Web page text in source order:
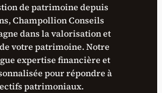
de patrimoine depuis
Champollion Conseils
dans la valorisation et
votre patrimoine. Notre
expertise financière et
pour répondre à
patrimoniaux.